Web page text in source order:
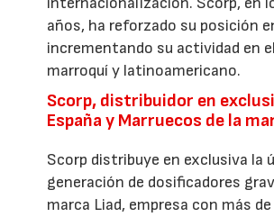
años, ha reforzado su posición
incrementando su actividad en
marroquí y latinoamericano.
Scorp, distribuidor en
España y Marruecos de la
Scorp distribuye en exclusiva la
generación de dosificadores
marca Liad, empresa con más